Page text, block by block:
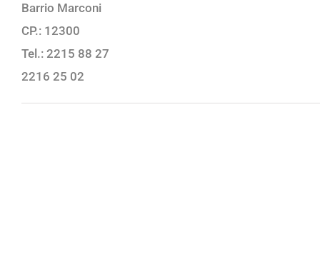
Barrio Marconi
CP.: 12300
Tel.: 2215 88 27
2216 25 02